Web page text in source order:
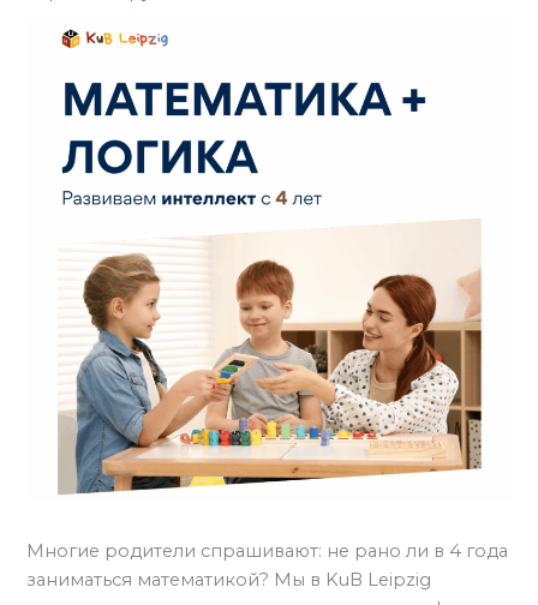
Многие родители спрашивают: не рано ли в 4 года
заниматься математикой? Мы в KuB Leipzig